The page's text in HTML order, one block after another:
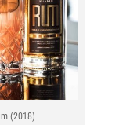
(2018)